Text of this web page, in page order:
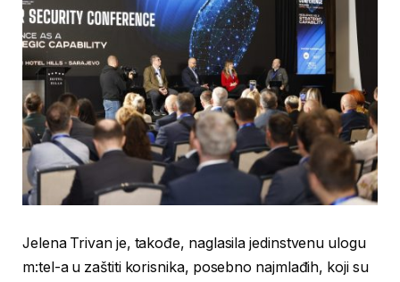
Jelena Trivan je, takođe, naglasila jedinstvenu ulogu
m:tel-a u zaštiti korisnika, posebno najmlađih, koji su